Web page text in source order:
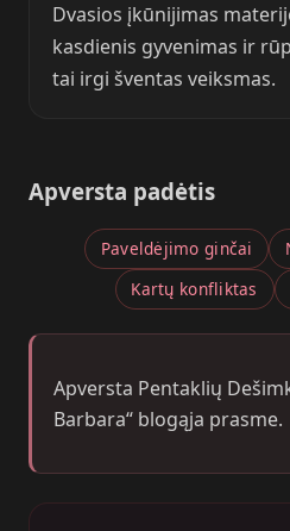
Dvasios įkūnijimas
kasdienis gyvenimas ir
tai irgi šventas veiksmas.
Apversta padėtis
Paveldėjimo ginčai
Kartų konfliktas
Apversta Pentaklių
Barbara“ blogąja prasme.